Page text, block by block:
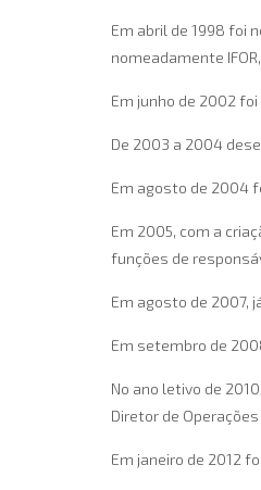
Em abril de 1998 foi
nomeadamente IFOR,
Em junho de 2002
De 2003 a 2004
Em agosto de 2004
Em 2005, com a
funções de
Em agosto de 2007,
Em setembro de
No ano letivo de
Diretor de
Em janeiro de 2012